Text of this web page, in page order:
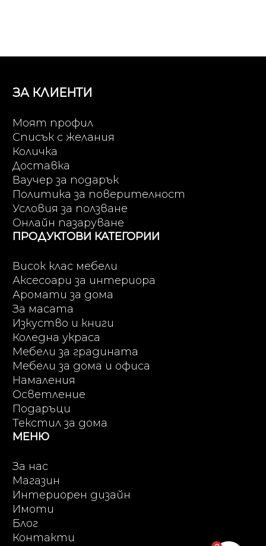
ЗА КЛИЕНТИ
Моят профил
Списък с желания
Количка
Доставка
Ваучер за подарък
Политика за поверителност
Условия за ползване
Онлайн пазаруване
ПРОДУКТОВИ КАТЕГОРИИ
Висок клас мебели
Аксесоари за интериора
Аромати за дома
За масата
Изкуство и книги
Коледна украса
Мебели за градината
Мебели за дома и офиса
Намаления
Осветление
Подаръци
Текстил за дома
МЕНЮ
За нас
Магазин
Интериорен дизайн
Имоти
Блог
Контакти